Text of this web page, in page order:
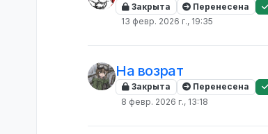
Закрыта Перенесена
13 февр. 2026 г., 19:35
На возрат
Закрыта Перенесена
8 февр. 2026 г., 13:18